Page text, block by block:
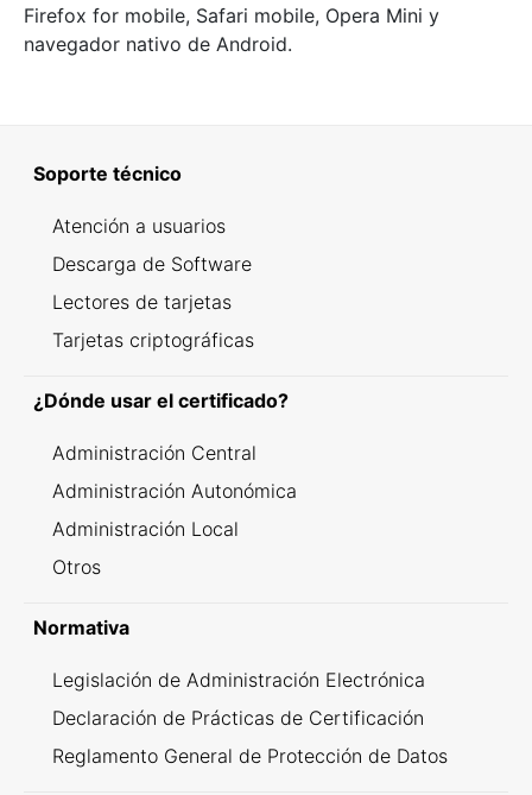
Firefox for mobile, Safari mobile, Opera Mini y
navegador nativo de Android.
Soporte técnico
Atención a usuarios
Descarga de Software
Lectores de tarjetas
Tarjetas criptográficas
¿Dónde usar el certificado?
Administración Central
Administración Autonómica
Administración Local
Otros
Normativa
Legislación de Administración Electrónica
Declaración de Prácticas de Certificación
Reglamento General de Protección de Datos